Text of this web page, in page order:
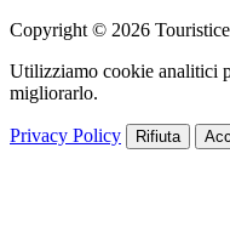
Copyright © 2026
Utilizziamo cookie analitici
migliorarlo.
Privacy Policy Rifiuta